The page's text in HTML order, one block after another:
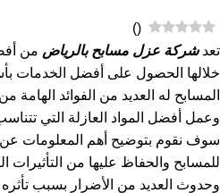
(
)
تعدشركة عزل مسابح بالرياض من
خلالها الحصول على أفضل الخدمات
المسابح له العديد من الفوائد
وعمل أفضل المواد العازلة التي
سوف نقوم بتوضيح أهم المعلومات
للمسابح والحفاظ عليها من التأثيرات
وحدوث العديد من الأضرار بسبب تأثره